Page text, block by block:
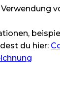
du hier: